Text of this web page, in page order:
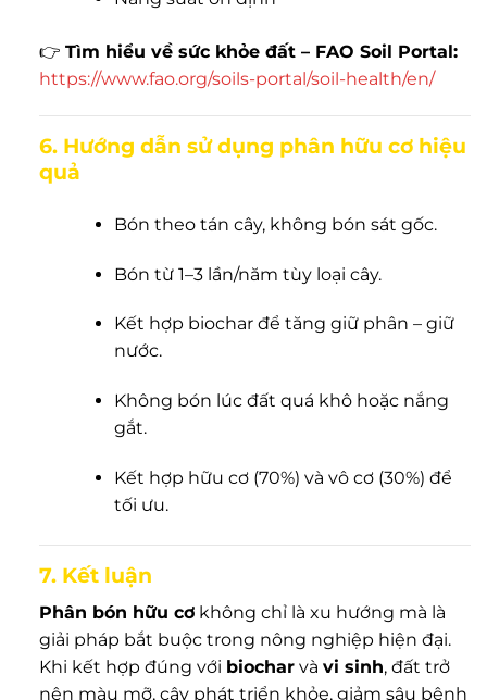
👉 Tìm hiểu về sức khỏe đất – FAO Soil Portal:
https://www.fao.org/soils-portal/soil-health/en/
6. Hướng dẫn sử dụng phân hữu cơ hiệu
quả
Bón theo tán cây, không bón sát gốc.
Bón từ 1–3 lần/năm tùy loại cây.
Kết hợp biochar để tăng giữ phân – giữ
nước.
Không bón lúc đất quá khô hoặc nắng
gắt.
Kết hợp hữu cơ (70%) và vô cơ (30%) để
tối ưu.
7. Kết luận
Phân bón hữu cơkhông chỉ là xu hướng mà là
giải pháp bắt buộc trong nông nghiệp hiện đại.
Khi kết hợp đúng với biocharvà vi sinh, đất trở
nên màu mỡ, cây phát triển khỏe, giảm sâu bệnh